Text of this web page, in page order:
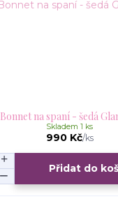
Bonnet na spaní - šedá
990 Kč/ks
Skladem 1 ks
Přidat do